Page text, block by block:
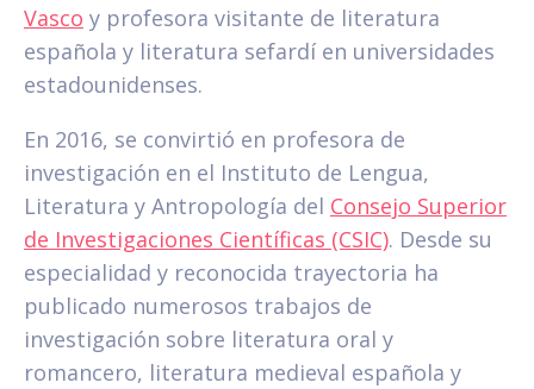
Vasco y profesora visitante de literatura
española y literatura sefardí en universidades
estadounidenses.
En 2016, se convirtió en profesora de
investigación en el Instituto de Lengua,
Literatura y Antropología del Consejo Superior
de Investigaciones Científicas (CSIC). Desde su
especialidad y reconocida trayectoria ha
publicado numerosos trabajos de
investigación sobre literatura oral y
romancero, literatura medieval española y